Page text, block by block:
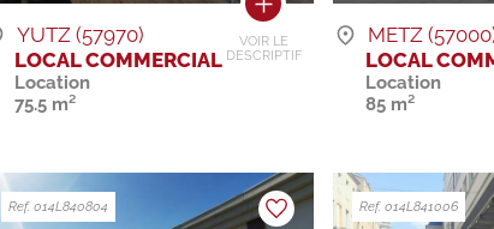
VOIR LE
DESCRIPTIF
YUTZ (57970)
LOCAL COMMERCIAL
Location
75.5 m²
METZ
LOCAL
Location
85 m²
Ref. 014L840804 Ref. 014L841006